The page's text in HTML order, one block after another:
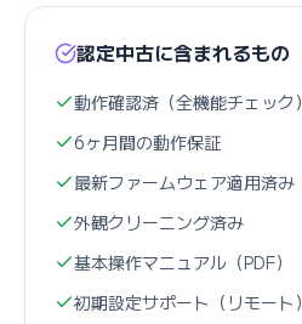
認定中古に含まれるもの
動作確認済（全機能チェック）
6ヶ月間の動作保証
最新ファームウェア適用済み
外観クリーニング済み
基本操作マニュアル（PDF）
初期設定サポート（リモート）